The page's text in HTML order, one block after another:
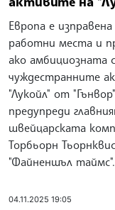
Европа е
работни места и
ако амбициозната
чуждестранните
"Лукойл" от
предупреди
швейцарската
Торбьорн
"Файненшъл таймс".
04.11.2025 19:05